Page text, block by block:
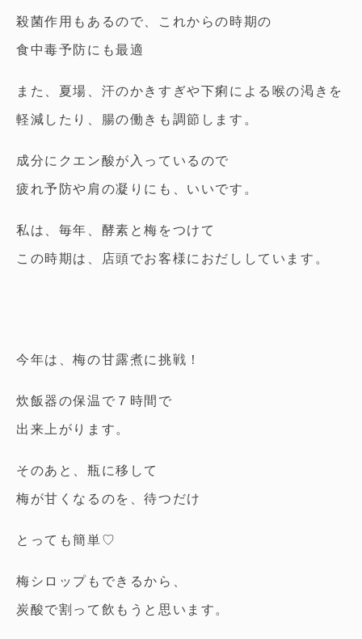
殺菌作用もあるので、これからの時期の
食中毒予防にも最適
また、夏場、汗のかきすぎや下痢による喉の渇きを
軽減したり、腸の働きも調節します。
成分にクエン酸が入っているので
疲れ予防や肩の凝りにも、いいです。
私は、毎年、酵素と梅をつけて
この時期は、店頭でお客様におだししています。
今年は、梅の甘露煮に挑戦！
炊飯器の保温で７時間で
出来上がります。
そのあと、瓶に移して
梅が甘くなるのを、待つだけ
とっても簡単♡
梅シロップもできるから、
炭酸で割って飲もうと思います。